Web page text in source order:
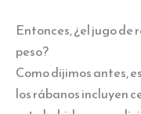
Entonces, ¿el jugo
peso?
Como dijimos antes,
los rábanos incluyen